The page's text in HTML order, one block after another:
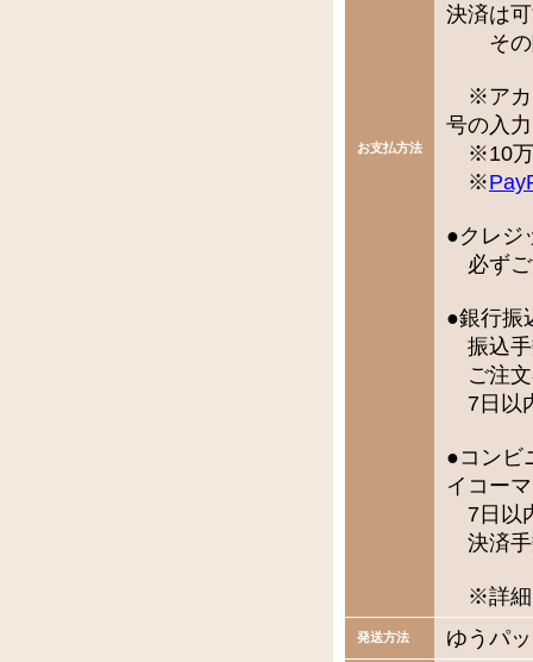
お支払方法
決済は
その際
※アカ
号の入
※10万
※
●クレジ
必ずご
●銀行振
振込手
ご注文
7日以
●コンビ
イコー
7日以
決済手
※詳細
発送方法 ゆうパ